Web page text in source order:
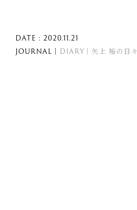
DATE : 2020.11.21
JOURNAL｜ DIARY｜矢上 裕の日々